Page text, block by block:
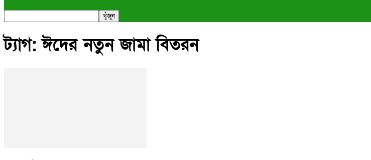
ট্যাগ: ঈদের নতুন জামা বিতরন